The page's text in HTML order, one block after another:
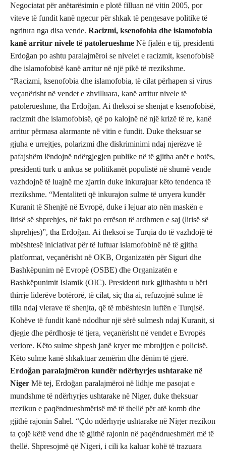
Negociatat për anëtarësimin e plotë filluan në vitin 2005, por
viteve të fundit kanë ngecur për shkak të pengesave politike të
ngritura nga disa vende. Racizmi, ksenofobia dhe islamofobia
kanë arritur nivele të patolerueshme Në fjalën e tij, presidenti
Erdoğan po ashtu paralajmëroi se nivelet e racizmit, ksenofobisë
dhe islamofobisë kanë arritur në një pikë të rrezikshme.
“Racizmi, ksenofobia dhe islamofobia, të cilat përhapen si virus
veçanërisht në vendet e zhvilluara, kanë arritur nivele të
patolerueshme, tha Erdoğan. Ai theksoi se shenjat e ksenofobisë,
racizmit dhe islamofobisë, që po kalojnë në një krizë të re, kanë
arritur përmasa alarmante në vitin e fundit. Duke theksuar se
gjuha e urrejtjes, polarizmi dhe diskriminimi ndaj njerëzve të
pafajshëm lëndojnë ndërgjegjen publike në të gjitha anët e botës,
presidenti turk u ankua se politikanët populistë në shumë vende
vazhdojnë të luajnë me zjarrin duke inkurajuar këto tendenca të
rrezikshme. “Mentaliteti që inkurajon sulme të urryera kundër
Kuranit të Shenjtë në Evropë, duke i lejuar ato nën maskën e
lirisë së shprehjes, në fakt po errëson të ardhmen e saj (lirisë së
shprehjes)”, tha Erdoğan. Ai theksoi se Turqia do të vazhdojë të
mbështesë iniciativat për të luftuar islamofobinë në të gjitha
platformat, veçanërisht në OKB, Organizatën për Siguri dhe
Bashkëpunim në Evropë (OSBE) dhe Organizatën e
Bashkëpunimit Islamik (OIC). Presidenti turk gjithashtu u bëri
thirrje liderëve botërorë, të cilat, siç tha ai, refuzojnë sulme të
tilla ndaj vlerave të shenjta, që të mbështesin luftën e Turqisë.
Kohëve të fundit kanë ndodhur një sërë sulmesh ndaj Kuranit, si
djegie dhe përdhosje të tjera, veçanërisht në vendet e Evropës
veriore. Këto sulme shpesh janë kryer me mbrojtjen e policisë.
Këto sulme kanë shkaktuar zemërim dhe dënim të gjerë.
Erdoğan paralajmëron kundër ndërhyrjes ushtarake në
Niger Më tej, Erdoğan paralajmëroi në lidhje me pasojat e
mundshme të ndërhyrjes ushtarake në Niger, duke theksuar
rrezikun e paqëndrueshmërisë më të thellë për atë komb dhe
gjithë rajonin Sahel. “Çdo ndërhyrje ushtarake në Niger rrezikon
ta çojë këtë vend dhe të gjithë rajonin në paqëndrueshmëri më të
thellë. Shpresojmë që Nigeri, i cili ka kaluar kohë të trazuara